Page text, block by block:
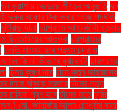
ঘন কুয়াশায় বেড়েছে শীতের অনুভূতি ঘন
ভ্রুর আকার ঠিক করার সহজ পদ্ধতি
ঘূর্ণিঝড় দানা চট্টগ্রামে আইনজীবী হত্যায়
ছিনতাইয়ের আতঙ্ক চট্টগ্রামের
চলতি মাসেই হবে প্রথম চন্দ্র ও
আসল কি না কীভাবে বুঝবেন? চারপাশের
চিন্ময় কৃষ্ণ দাস চীনে নতুন ভাইরাসের
দিকে ঝুঁকছে সরকার চীনের নতুন
চাহিদা পূরণ হবে চীনের মতে চুরির
মো. জাহাঙ্গীর আলম চৌধুরীর বাসা